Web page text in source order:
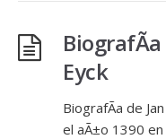
BiografÃ­a
Eyck
BiografÃ­a de
el aÃ±o 1390